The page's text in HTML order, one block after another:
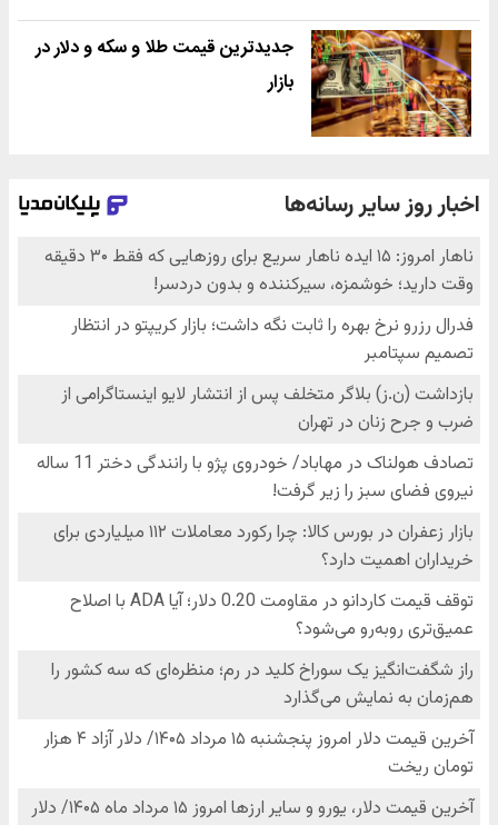
جدیدترین قیمت طلا و سکه و دلار در
بازار